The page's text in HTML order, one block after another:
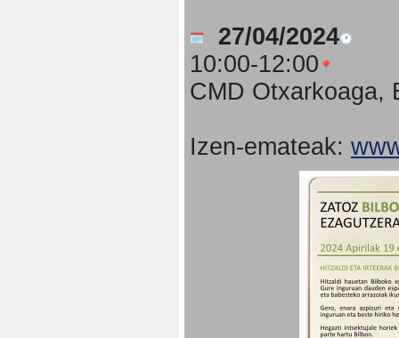
27/04/2024
10:00-12:00
CMD Otxarkoaga,
Izen-emateak: